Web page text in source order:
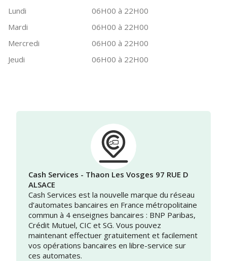
Lundi
06H00 à 22H00
Mardi
06H00 à 22H00
Mercredi
06H00 à 22H00
Jeudi
06H00 à 22H00
Cash Services - Thaon Les Vosges 97 RUE D
ALSACE
Cash Services est la nouvelle marque du réseau
d’automates bancaires en France métropolitaine
commun à 4 enseignes bancaires : BNP Paribas,
Crédit Mutuel, CIC et SG. Vous pouvez
maintenant effectuer gratuitement et facilement
vos opérations bancaires en libre-service sur
ces automates.